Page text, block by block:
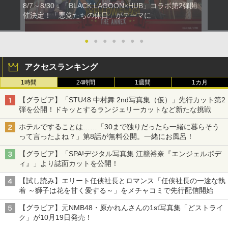
8/7～8/30：「BLACK LAGOON×HUB」コラボ第2弾開
催決定！「悪党たちの休日」がテーマに
● ● ● ● ● ● ●
アクセスランキング
1時間 24時間 1週間 1カ月
【グラビア】「STU48 中村舞 2nd写真集（仮）」先行カット第2
弾を公開！ドキッとするランジェリーカットなど新たな挑戦
ホテルですることは……「30まで独りだったら一緒に暮らそう
って言ったよね？」第8話が無料公開。一緒にお風呂！
【グラビア】「SPA!デジタル写真集 江籠裕奈『エンジェルボデ
ィ』」より誌面カットを公開！
【試し読み】エリート任侠社長とロマンス「任侠社長の一途な執
着 ～獅子は花を甘く愛する～」をメチャコミで先行配信開始
【グラビア】元NMB48・原かれんさんの1st写真集「どストライ
ク」が10月19日発売！